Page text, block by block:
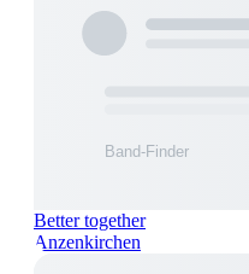
Better together
Anzenkirchen